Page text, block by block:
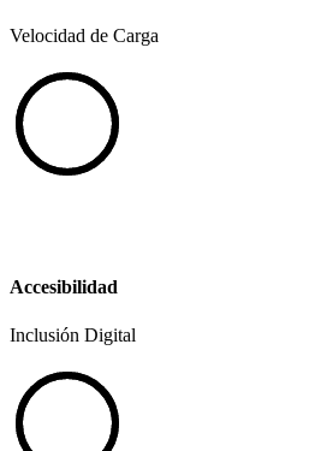
Velocidad de Carga
Accesibilidad
Inclusión Digital